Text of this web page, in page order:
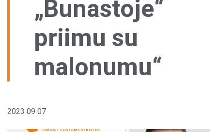
Sandėliavimo paslaugos
Vilkikų stovėjimo aikštelės
Kitos paslaugos
Pagal šalį
Aptarnavimo centrai
„Bunastoje“
priimu su
malonumu“
2023 09 07